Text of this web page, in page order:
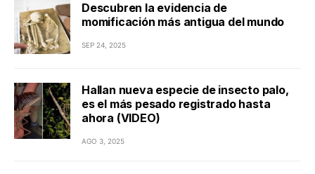
Descubren la evidencia de
momificación más antigua del mundo
SEP 24, 2025
Hallan nueva especie de insecto palo,
es el más pesado registrado hasta
ahora (VIDEO)
AGO 3, 2025